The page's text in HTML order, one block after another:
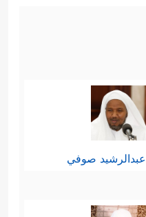
عبدالرشيد صوفي